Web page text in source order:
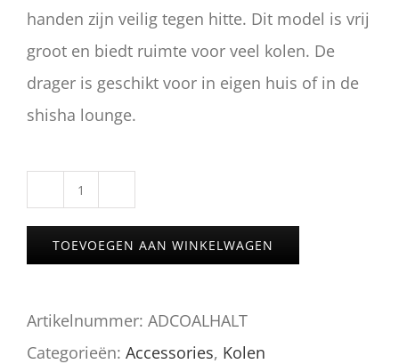
handen zijn veilig tegen hitte. Dit model is vrij
groot en biedt ruimte voor veel kolen. De
drager is geschikt voor in eigen huis of in de
shisha lounge.
AMY
KOLENDRAGER
aantal
TOEVOEGEN AAN WINKELWAGEN
Artikelnummer: ADCOALHALT
Categorieën: Accessories, Kolen